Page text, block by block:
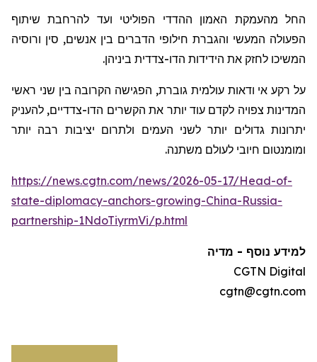
החל מהעמקת האמון ההדדי הפוליטי ועד להרחבת שיתוף
הפעולה המעשי והגברת חילופי הדברים בין אנשים, סין ורוסיה
המשיכו לחזק את הידידות הדו-צדדית ביניהן.
על רקע אי ודאות עולמית גוברת, הפגישה הקרובה בין שני ראשי
המדינות צפויה לקדם עוד יותר את הקשרים הדו-צדדיים, להעניק
יתרונות גדולים יותר לשני העמים ולתרום יציבות רבה יותר
ומומנטום חיובי לעולם משתנה.
https://news.cgtn.com/news/2026-05-17/Head-of-
state-diplomacy-anchors-growing-China-Russia-
partnership-1NdoTiyrmVi/p.html
למידע נוסף - מדיה
CGTN Digital
cgtn@cgtn.com